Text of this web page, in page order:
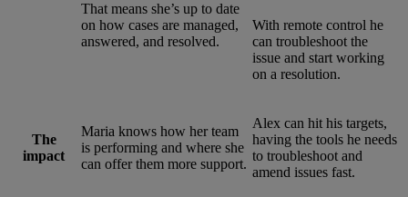
That means she’s up to date
on how cases are managed,
answered, and resolved.
With remote control he
can troubleshoot the
issue and start working
on a resolution.
The
impact
Maria knows how her team
is performing and where she
can offer them more support.
Alex can hit his targets,
having the tools he needs
to troubleshoot and
amend issues fast.